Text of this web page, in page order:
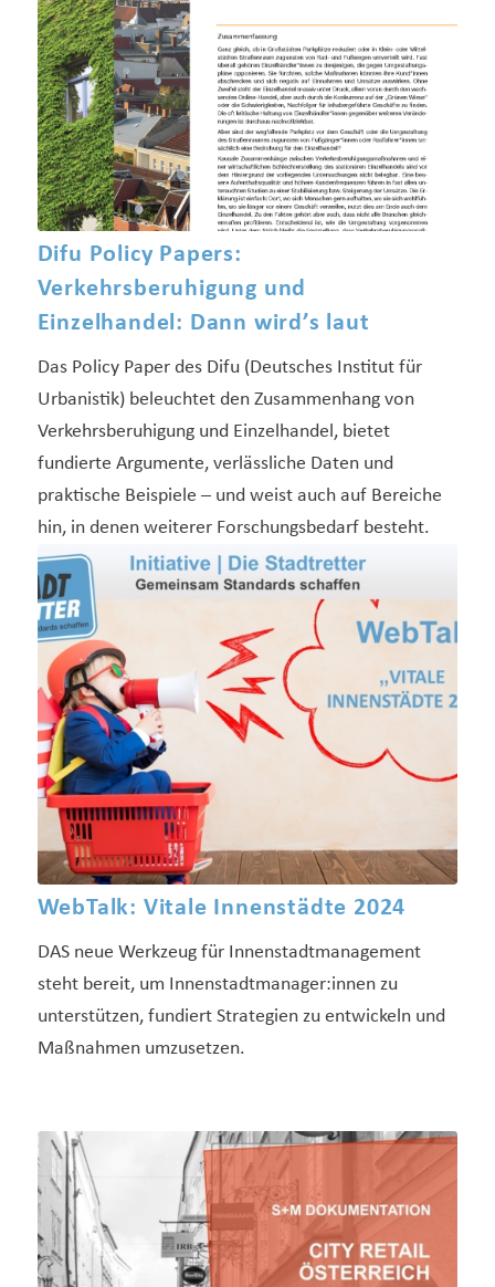
Difu Policy Papers:
Verkehrsberuhigung und
Einzelhandel: Dann wird’s laut
Das Policy Paper des Difu (Deutsches Institut für
Urbanistik) beleuchtet den Zusammenhang von
Verkehrsberuhigung und Einzelhandel, bietet
fundierte Argumente, verlässliche Daten und
praktische Beispiele – und weist auch auf Bereiche
hin, in denen weiterer Forschungsbedarf besteht.
WebTalk: Vitale Innenstädte 2024
DAS neue Werkzeug für Innenstadtmanagement
steht bereit, um Innenstadtmanager:innen zu
unterstützen, fundiert Strategien zu entwickeln und
Maßnahmen umzusetzen.